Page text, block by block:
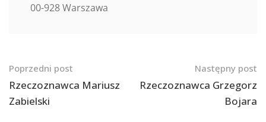
00-928 Warszawa
Nawigacja
po
postach
Poprzedni post
Rzeczoznawca Mariusz
Zabielski
Następny post
Rzeczoznawca Grzegorz
Bojara